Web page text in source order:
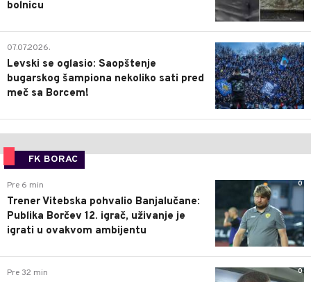
bolnicu
1
07.07.2026.
Levski se oglasio: Saopštenje
bugarskog šampiona nekoliko sati pred
meč sa Borcem!
FK BORAC
0
Pre 6 min
Trener Vitebska pohvalio Banjalučane:
Publika Borčev 12. igrač, uživanje je
igrati u ovakvom ambijentu
0
Pre 32 min